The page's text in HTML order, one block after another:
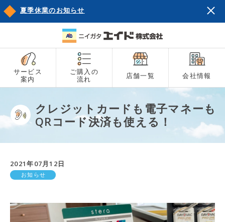
夏季休業のお知らせ
サービス
案内
ご購入の
流れ
店舗一覧 会社情報
クレジットカードも電子マネーも
QRコード決済も使える！
2021年07月12日
お知らせ